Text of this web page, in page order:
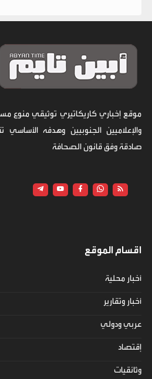
موقع إخباري كاريكاتيري توثيقي منوع
والإعلاميين الجنوبيين وهدفه
صادقة وفق قانون الصحافة
اقسام الموقع
أخبار محلية
أخبار وتقارير
عربي ودولي
إقتصاد
وثائقيات